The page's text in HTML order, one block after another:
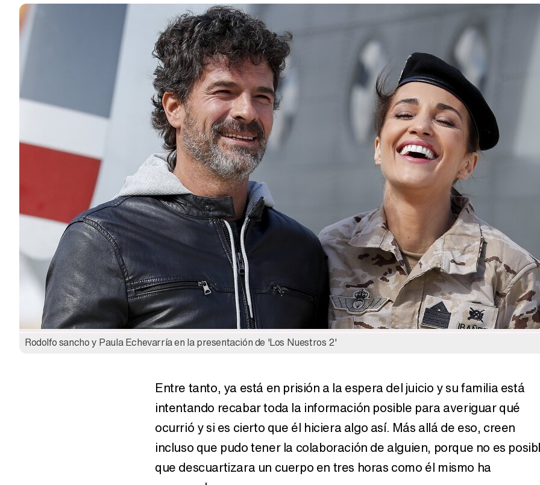
Rodolfo sancho y Paula Echevarría en la presentación de 'Los Nuestros 2'
Entre tanto, ya está en prisión a la espera del juicio y su familia está
intentando recabar toda la información posible para averiguar qué
ocurrió y si es cierto que él hiciera algo así. Más allá de eso, creen
incluso que pudo tener la colaboración de alguien, porque no es
que descuartizara un cuerpo en tres horas como él mismo ha